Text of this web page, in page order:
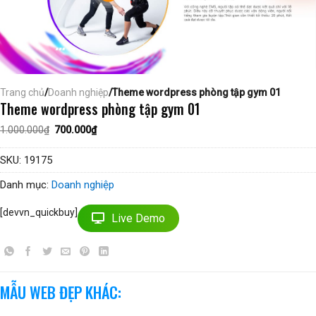
Trang chủ/Doanh nghiệp/Theme wordpress phòng tập gym 01
Theme wordpress phòng tập gym 01
1.000.000₫ Giá
là:
700.000₫Giá
hiện
tại
SKU: 19175
Danh mục: Doanh nghiệp
[devvn_quickbuy] Live Demo
MẪU WEB ĐẸP KHÁC: